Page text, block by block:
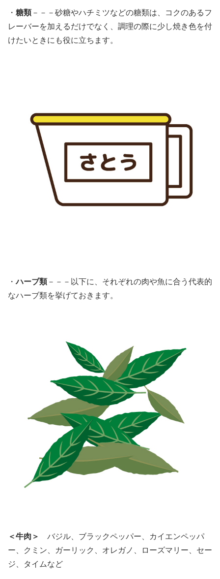
・ 糖類－－－砂糖やハチミツなどの糖類は、コクのあるフ
レーバーを加えるだけでなく、調理の際に少し焼き色を付
けたいときにも役に立ちます。
・ハーブ類－－－以下に、それぞれの肉や魚に合う代表的
なハーブ類を挙げておきます。
＜牛肉＞
バジル、ブラックペッパー、カイエンペッパ
ー、クミン、ガーリック、オレガノ、ローズマリー、セー
ジ、タイムなど